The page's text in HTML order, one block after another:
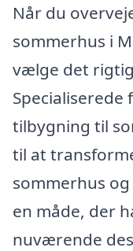
Når du
sommerhus i
vælge det
tilbygning til
til at
sommerhus
en måde, der
nuværende